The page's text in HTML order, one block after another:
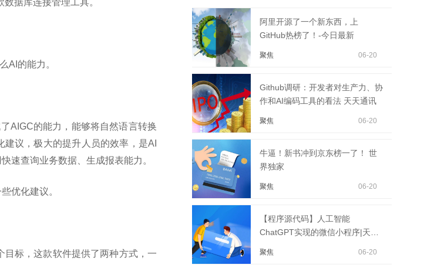
据库连接管理工具。
AI的能力。
AIGC的能力，能够将自然语言转换
议，极大的提升人员的效率，是AI
速查询业务数据、生成报表能力。
优化建议。
标，这款软件提供了两种方式，一
阿里开源了一个新东西，上
GitHub热榜了！-今日最新
聚焦 06-20
Github调研：开发者对生产力、协
作和AI编码工具的看法 天天通讯
聚焦 06-20
牛逼！新书冲到京东榜一了！ 世
界独家
聚焦 06-20
【程序源代码】人工智能
ChatGPT实现的微信小程序|天天
聚焦 06-20